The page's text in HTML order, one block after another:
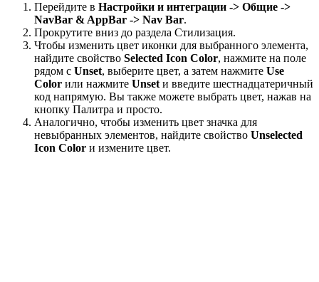
Перейдите в Настройки и интеграции -> Общие ->
NavBar & AppBar -> Nav Bar.
Прокрутите вниз до раздела Стилизация.
Чтобы изменить цвет иконки для выбранного элемента,
найдите свойство Selected Icon Color, нажмите на поле
рядом с Unset, выберите цвет, а затем нажмите Use
Color или нажмите Unset и введите шестнадцатеричный
код напрямую. Вы также можете выбрать цвет, нажав на
кнопку Палитра и просто.
Аналогично, чтобы изменить цвет значка для
невыбранных элементов, найдите свойство Unselected
Icon Color и измените цвет.